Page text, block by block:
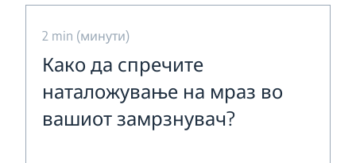
2 min (минути)
Како да спречите
наталожување на мраз во
вашиот замрзнувач?